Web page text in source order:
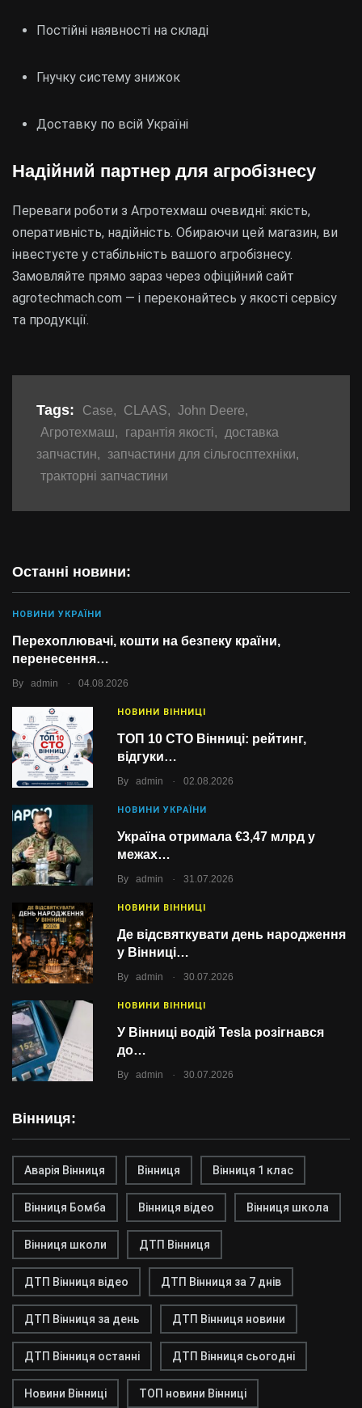
Останні новини:
НОВИНИ УКРАЇНИ
Перехоплювачі, кошти на безпеку країни,
перенесення…
By admin 04.08.2026
НОВИНИ ВІННИЦІ
ТОП 10 СТО Вінниці: рейтинг,
відгуки…
By admin 02.08.2026
НОВИНИ УКРАЇНИ
Україна отримала €3,47 млрд у
межах…
By admin 31.07.2026
НОВИНИ ВІННИЦІ
Де відсвяткувати день народження
у Вінниці…
By admin 30.07.2026
НОВИНИ ВІННИЦІ
У Вінниці водій Tesla розігнався
до…
By admin 30.07.2026
Вінниця:
Аварія Вінниця Вінниця Вінниця 1 клас
Вінниця Бомба Вінниця відео Вінниця школа
Вінниця школи ДТП Вінниця
ДТП Вінниця відео ДТП Вінниця за 7 днів
ДТП Вінниця за день ДТП Вінниця новини
ДТП Вінниця останні ДТП Вінниця сьогодні
Новини Вінниці ТОП новини Вінниці
Постійні наявності на складі
Гнучку систему знижок
Доставку по всій Україні
Надійний партнер для агробізнесу
Переваги роботи з Агротехмаш очевидні: якість,
оперативність, надійність. Обираючи цей магазин, ви
інвестуєте у стабільність вашого агробізнесу.
Замовляйте прямо зараз через офіційний сайт
agrotechmach.com — і переконайтесь у якості сервісу
та продукції.
Tags: Case, CLAAS, John Deere,
Агротехмаш, гарантія якості,
доставка
запчастин, запчастини для сільгосптехніки,
тракторні запчастини